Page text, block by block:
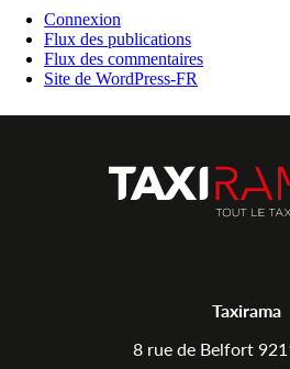
Connexion
Flux des publications
Flux des commentaires
Site de WordPress-FR
Taxirama
8 rue de Belfort